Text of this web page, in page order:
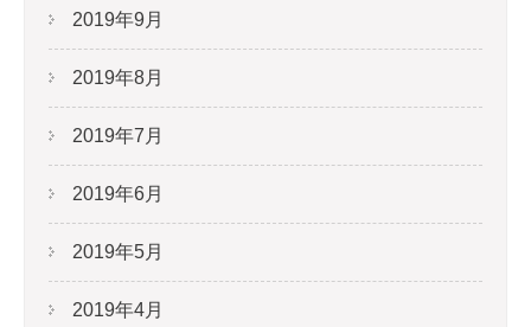
2019年9月
2019年8月
2019年7月
2019年6月
2019年5月
2019年4月